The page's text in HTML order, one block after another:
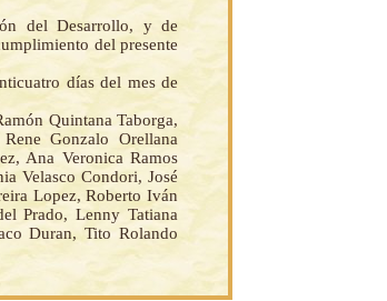
del Desarrollo, y de
del presente
días del mes de
Quintana Taborga,
Gonzalo Orellana
Ana Veronica Ramos
Velasco Condori, José
Lopez, Roberto Iván
Prado, Lenny Tatiana
Duran, Tito Rolando